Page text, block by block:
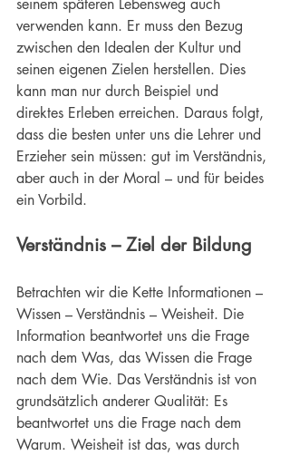
seinem späteren Lebensweg auch
verwenden kann. Er muss den Bezug
zwischen den Idealen der Kultur und
seinen eigenen Zielen herstellen. Dies
kann man nur durch Beispiel und
direktes Erleben erreichen. Daraus folgt,
dass die besten unter uns die Lehrer und
Erzieher sein müssen: gut im Verständnis,
aber auch in der Moral – und für beides
ein Vorbild.
Verständnis – Ziel der Bildung
Betrachten wir die Kette Informationen –
Wissen – Verständnis – Weisheit. Die
Information beantwortet uns die Frage
nach dem Was, das Wissen die Frage
nach dem Wie. Das Verständnis ist von
grundsätzlich anderer Qualität: Es
beantwortet uns die Frage nach dem
Warum. Weisheit ist das, was durch